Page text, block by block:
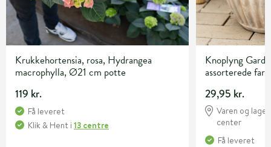
Krukkehortensia, rosa, Hydrangea
macrophylla, Ø21 cm potte
119 kr.
Få leveret
Klik & Hent i 13 centre
Knoplyng
assorterede
29,95 kr.
Varen og
center
Få leveret